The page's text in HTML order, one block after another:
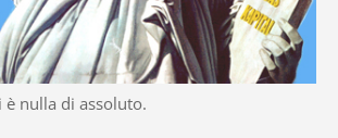
nulla di assoluto.